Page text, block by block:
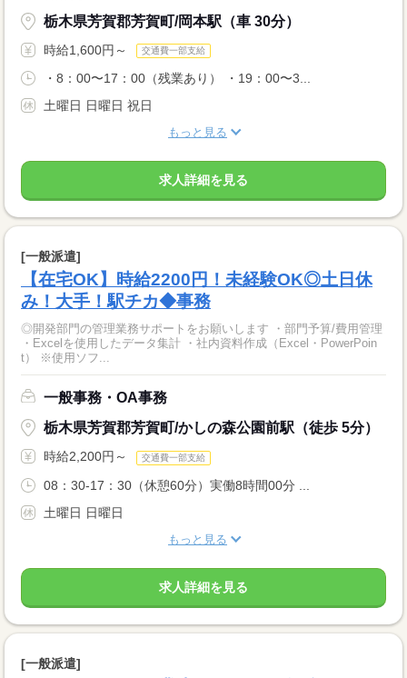
栃木県芳賀郡芳賀町/岡本駅（車 30分）
時給1,600円～ 交通費一部支給
・8：00〜17：00（残業あり） ・19：00〜3...
土曜日 日曜日 祝日
もっと見る
求人詳細を見る
[一般派遣]
【在宅OK】時給2200円！未経験OK◎土日休
み！大手！駅チカ◆事務
◎開発部門の管理業務サポートをお願いします ・部門予算/費用管理
・Excelを使用したデータ集計 ・社内資料作成（Excel・PowerPoin
t） ※使用ソフ...
一般事務・OA事務
栃木県芳賀郡芳賀町/かしの森公園前駅（徒歩 5分）
時給2,200円～ 交通費一部支給
08：30-17：30（休憩60分）実働8時間00分 ...
土曜日 日曜日
もっと見る
求人詳細を見る
[一般派遣]